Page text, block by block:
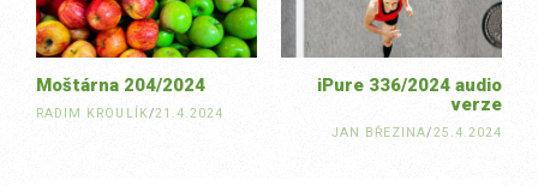
iPure 336/2024 audio
verze
JAN BŘEZINA/25.4.2024
Moštárna 204/2024
RADIM KROULÍK/21.4.2024